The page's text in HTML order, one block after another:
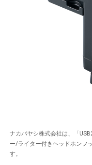
ナカバヤシ株式会社は、「
ー/ライター付きヘッドホンフ
す。